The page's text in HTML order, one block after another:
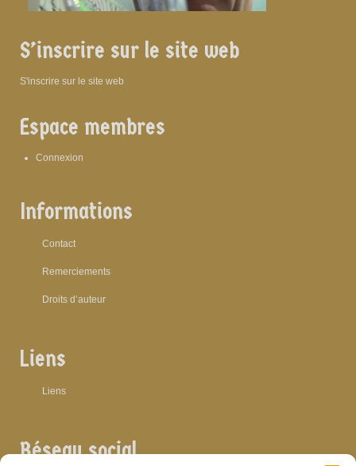
S’inscrire sur le site web
S'inscrire sur le site web
Espace membres
Connexion
Informations
Contact
Remerciements
Droits d’auteur
Liens
Liens
Réseau social